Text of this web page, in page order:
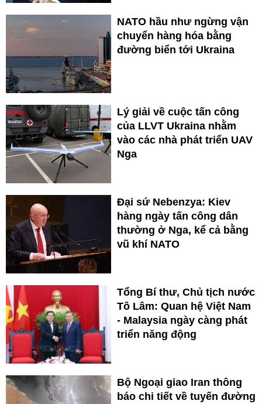
NATO hầu như ngừng vận
chuyển hàng hóa bằng
đường biển tới Ukraina
Lý giải về cuộc tấn công
của LLVT Ukraina nhằm
vào các nhà phát triển UAV
Nga
Đại sứ Nebenzya: Kiev
hàng ngày tấn công dân
thường ở Nga, kể cả bằng
vũ khí NATO
Tổng Bí thư, Chủ tịch nước
Tô Lâm: Quan hệ Việt Nam
- Malaysia ngày càng phát
triển năng động
Bộ Ngoại giao Iran thông
báo chi tiết về tuyến đường